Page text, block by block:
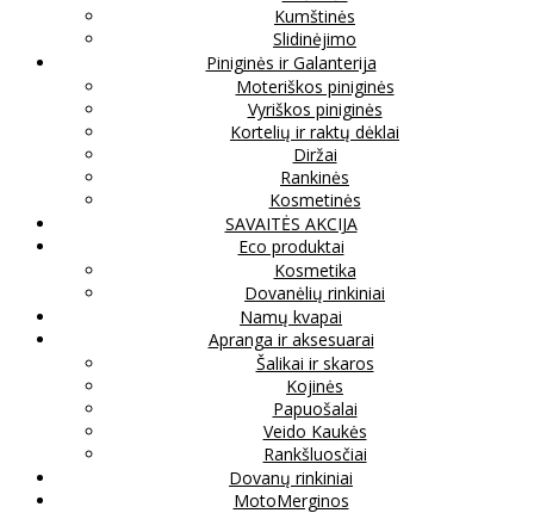
Kumštinės
Slidinėjimo
Piniginės ir Galanterija
Moteriškos piniginės
Vyriškos piniginės
Kortelių ir raktų dėklai
Diržai
Rankinės
Kosmetinės
SAVAITĖS AKCIJA
Eco produktai
Kosmetika
Dovanėlių rinkiniai
Namų kvapai
Apranga ir aksesuarai
Šalikai ir skaros
Kojinės
Papuošalai
Veido Kaukės
Rankšluosčiai
Dovanų rinkiniai
MotoMerginos